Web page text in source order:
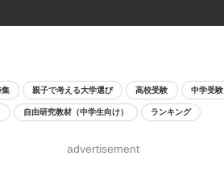
集 親子で考える大学選び 高校受験 中学受験
自由研究教材（中学生向け） ランキング
advertisement